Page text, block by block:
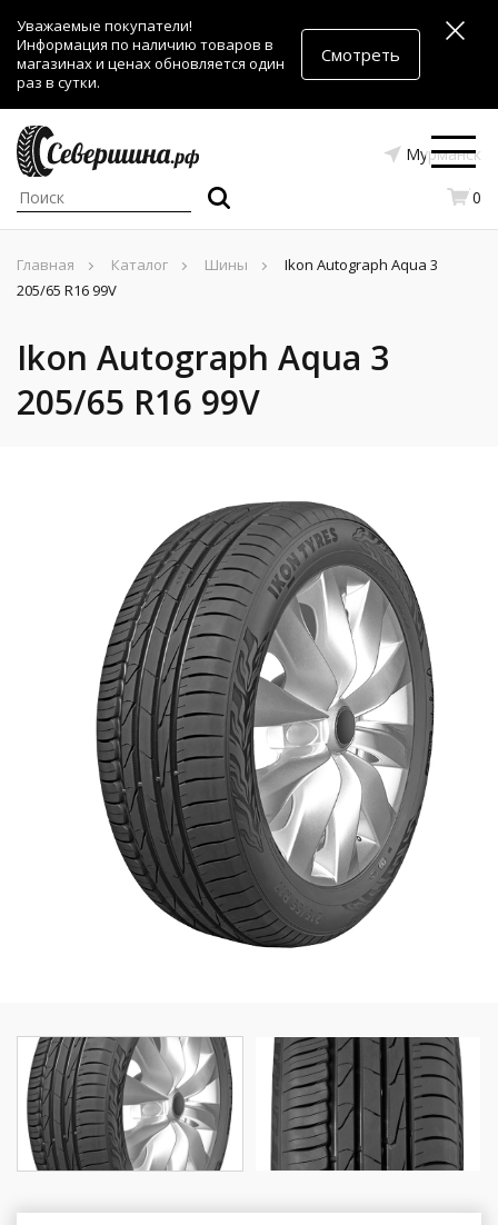
Уважаемые покупатели!
Информация по наличию товаров в
магазинах и ценах обновляется один
раз в сутки.
Смотреть
Мурманск
0
Главная Каталог Шины
Ikon Autograph Aqua 3
205/65 R16 99V
Ikon Autograph Aqua 3
205/65 R16 99V